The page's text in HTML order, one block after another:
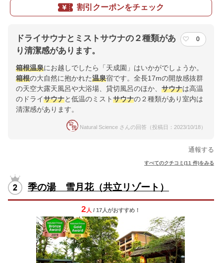
割引クーポンをチェック
ドライサウナとミストサウナの２種類があ
り清潔感があります。
0
箱根温泉にお越しでしたら「天成園」はいかがでしょうか。
箱根の大自然に抱かれた温泉宿です。全長17mの開放感抜群
の天空大露天風呂や大浴場、貸切風呂のほか、 サウナは高温
のドライサウナと低温のミストサウナの２種類があり室内は
清潔感があります。
Natural Science さんの回答（投稿日：2023/10/18）
通報する
すべてのクチコミ(11 件)をみる
季の湯 雪月花（共立リゾート）
2 人 / 17人がおすすめ！